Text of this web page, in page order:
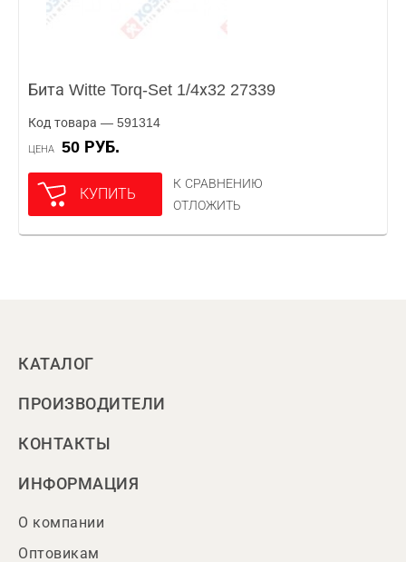
Бита Witte Torq-Set 1/4х32 27339
Код товара — 591314
ЦЕНА 50 РУБ.
КУПИТЬ
К СРАВНЕНИЮ
ОТЛОЖИТЬ
КАТАЛОГ
ПРОИЗВОДИТЕЛИ
КОНТАКТЫ
ИНФОРМАЦИЯ
О компании
Оптовикам